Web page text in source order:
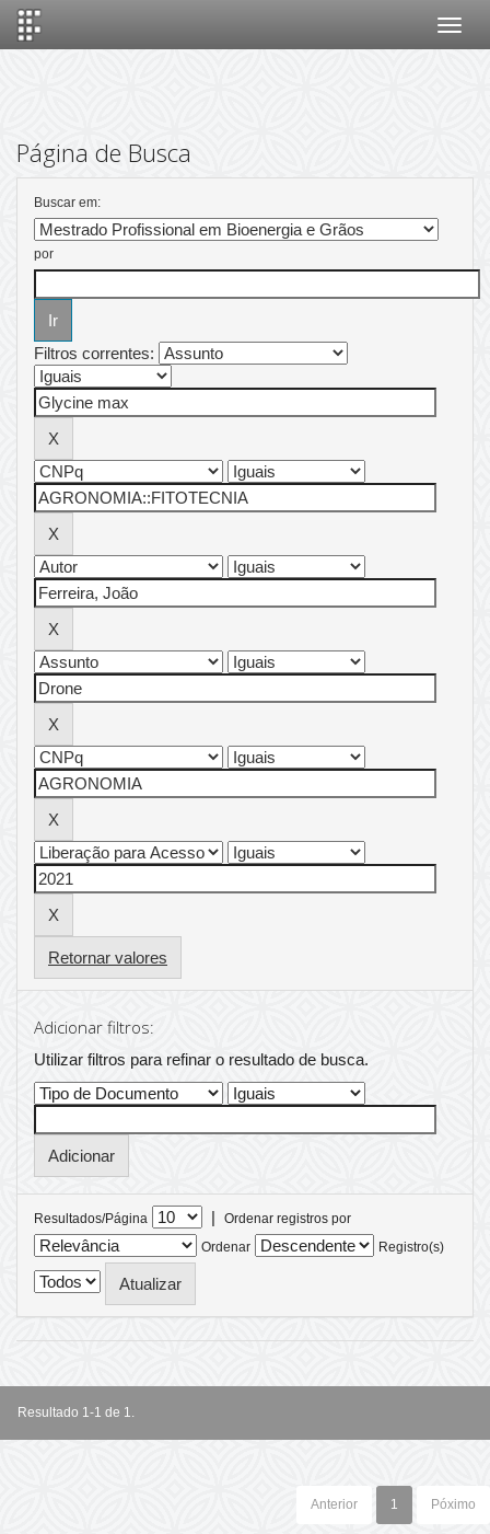
Página de Busca
Buscar em:
por
Filtros correntes:
Retornar valores
Adicionar filtros:
Utilizar filtros para refinar o resultado de busca.
Resultados/Página |
Ordenar registros por
Ordenar
Registro(s)
Resultado 1-1 de 1.
Anterior 1 Póximo